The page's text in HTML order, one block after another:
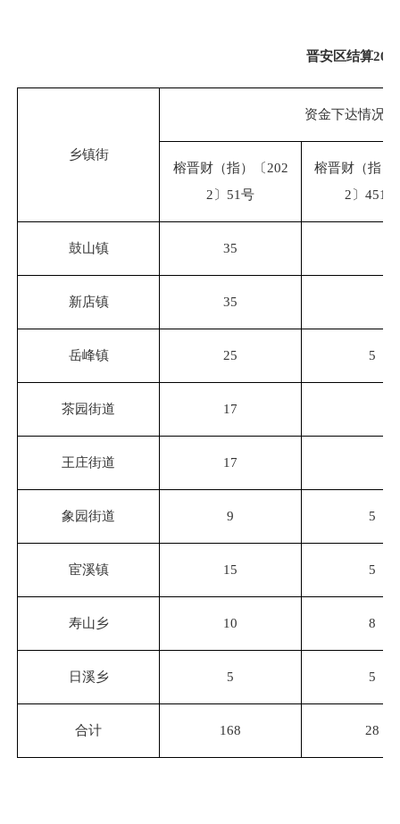
晋安区结算
乡镇街
资金下达情况
榕晋财（指）〔202
2〕51号
榕晋财（指）
2〕451号
鼓山镇 35
新店镇 35
岳峰镇 25 5
茶园街道 17
王庄街道 17
象园街道 9 5
宦溪镇 15 5
寿山乡 10 8
日溪乡 5 5
合计 168 28